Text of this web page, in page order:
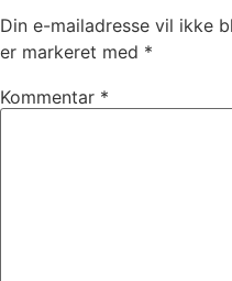
Din e-mailadresse vil ikke
er markeret med *
Kommentar *